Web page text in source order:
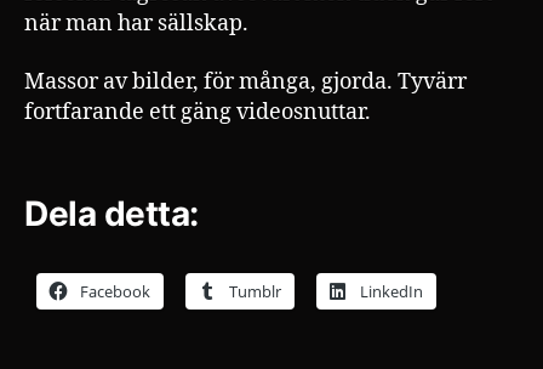
när man har sällskap.
Massor av bilder, för många, gjorda. Tyvärr
fortfarande ett gäng videosnuttar.
Dela detta:
Facebook Tumblr LinkedIn